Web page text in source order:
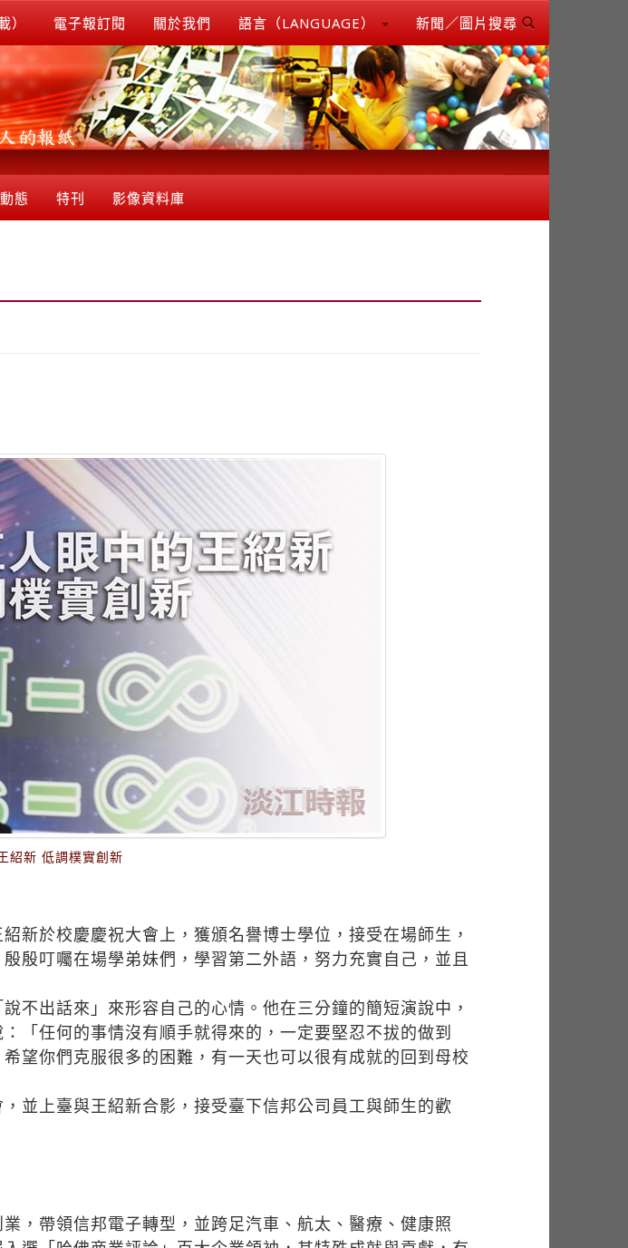
） 電子報訂閱 關於我們 語言（LANGUAGE） 新聞／圖片搜尋
態 特刊 影像資料庫
紹新 低調樸實創新
新於校慶慶祝大會上，獲頒名譽博士學位，接受在場師生，
殷叮囑在場學弟妹們，學習第二外語，努力充實自己，並且
不出話來」來形容自己的心情。他在三分鐘的簡短演說中，
「任何的事情沒有順手就得來的，一定要堅忍不拔的做到
望你們克服很多的困難，有一天也可以很有成就的回到母校
並上臺與王紹新合影，接受臺下信邦公司員工與師生的歡
，帶領信邦電子轉型，並跨足汽車、航太、醫療、健康照